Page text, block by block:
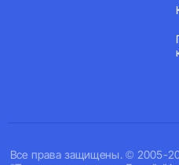
Все права защищены. © 2005-